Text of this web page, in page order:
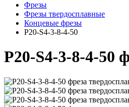
Фрезы
Фрезы твердосплавные
Концевые фрезы
P20-S4-3-8-4-50
P20-S4-3-8-4-50